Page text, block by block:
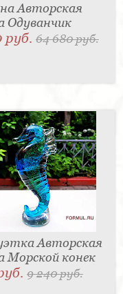
Авторская
Одуванчик
руб. 64 680 руб.
Авторская
Морской конек
9 240 руб.